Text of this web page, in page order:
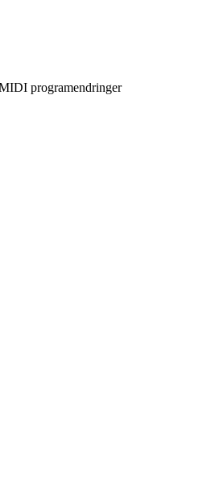
programendringer